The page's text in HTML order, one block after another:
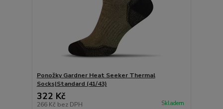
Ponožky Gardner Heat Seeker Thermal
Socks|Standard (41/43)
322 Kč
266 Kč bez DPH Skladem